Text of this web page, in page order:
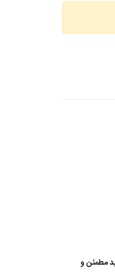
مطمئن و